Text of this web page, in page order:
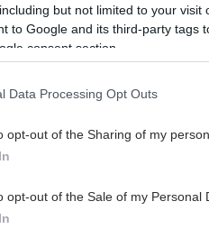
but not limited to your
to Google and its third-party tags
consent section.
Data Processing Opt Outs
opt-out of the Sharing of my
opt-out of the Sale of my Personal
είδους, ποιότητας και
φρούτων.